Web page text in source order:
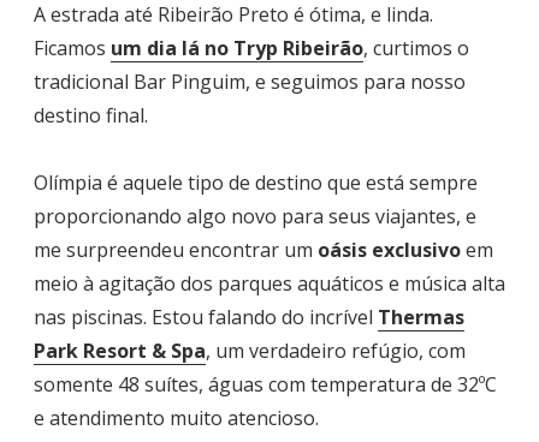
A estrada até Ribeirão Preto é ótima, e linda.
Ficamos um dia lá no Tryp Ribeirão, curtimos o
tradicional Bar Pinguim, e seguimos para nosso
destino final.
Olímpia é aquele tipo de destino que está sempre
proporcionando algo novo para seus viajantes, e
me surpreendeu encontrar um oásis exclusivoem
meio à agitação dos parques aquáticos e música alta
nas piscinas. Estou falando do incrível Thermas
Park Resort & Spa, um verdadeiro refúgio, com
somente 48 suítes, águas com temperatura de 32ºC
e atendimento muito atencioso.